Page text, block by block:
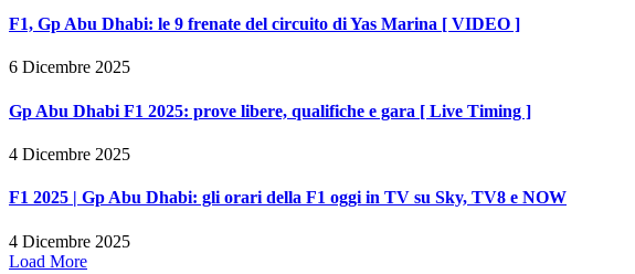
F1, Gp Abu Dhabi: le 9 frenate del circuito di Yas Marina [ VIDEO ]
6 Dicembre 2025
Gp Abu Dhabi F1 2025: prove libere, qualifiche e gara [ Live Timing ]
4 Dicembre 2025
F1 2025 | Gp Abu Dhabi: gli orari della F1 oggi in TV su Sky, TV8 e NOW
4 Dicembre 2025
Load More